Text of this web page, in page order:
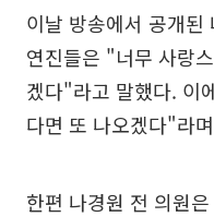
이날 방송에서 공개된
연진들은 "너무 사랑
겠다"라고 말했다. 이
다면 또 나오겠다"라
한편 나경원 전 의원